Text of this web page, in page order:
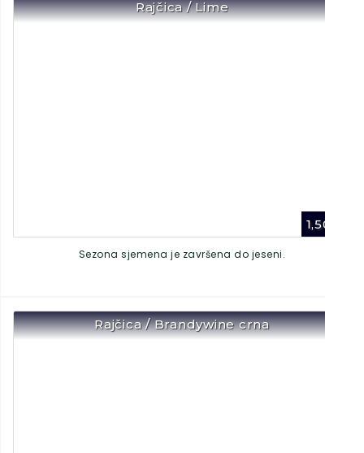
Rajčica / Lime
1,50
Sezona sjemena je završena do jeseni.
Rajčica / Brandywine crna